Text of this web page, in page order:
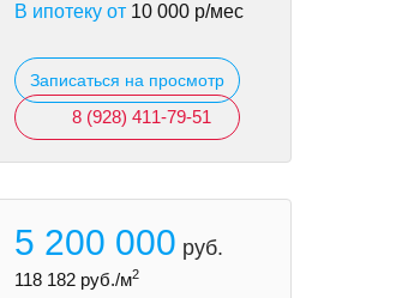
В ипотеку от 10 000 р/мес
Записаться на просмотр
8 (928) 411-79-51
5 200 000 руб.
118 182 руб./м2